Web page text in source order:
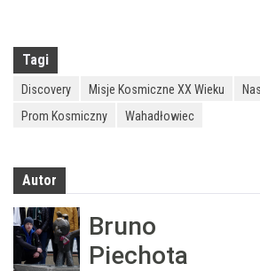
Tagi
Discovery Misje Kosmiczne XX Wieku
Prom Kosmiczny
Wahadłowiec
Autor
Bruno
Piechota